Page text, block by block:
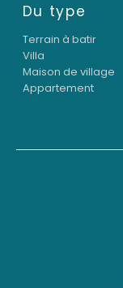
Du type
Terrain à batir
Villa
Maison de village
Appartement